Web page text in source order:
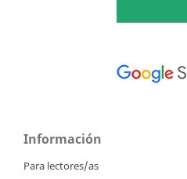
Información
Para lectores/as